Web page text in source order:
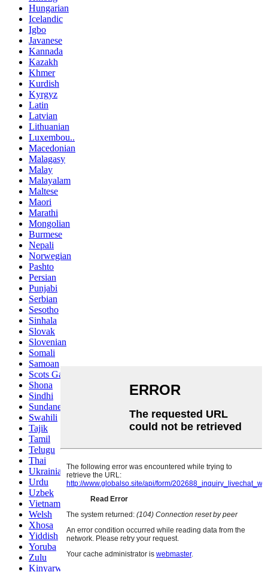
Hungarian
Icelandic
Igbo
Javanese
Kannada
Kazakh
Khmer
Kurdish
Kyrgyz
Latin
Latvian
Lithuanian
Luxembou..
Macedonian
Malagasy
Malay
Malayalam
Maltese
Maori
Marathi
Mongolian
Burmese
Nepali
Norwegian
Pashto
Persian
Punjabi
Serbian
Sesotho
Sinhala
Slovak
Slovenian
Somali
Samoan
Scots Gaelic
Shona
Sindhi
Sundanese
Swahili
Tajik
Tamil
Telugu
Thai
Ukrainian
Urdu
Uzbek
Vietnamese
Welsh
Xhosa
Yiddish
Yoruba
Zulu
Kinyarwanda